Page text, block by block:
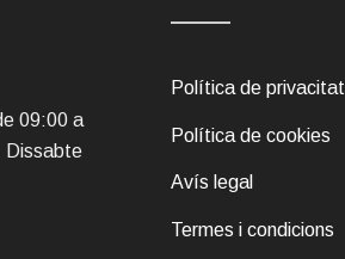
09:00 a
Dissabte
Política de privacitat
Política de cookies
Avís legal
Termes i condicions